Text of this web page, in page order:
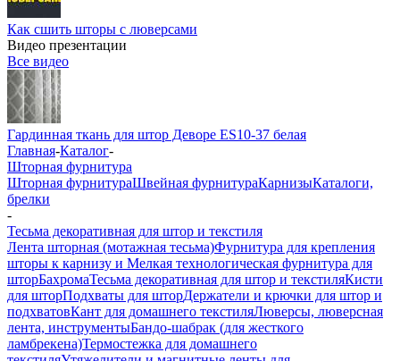
Как сшить шторы с люверсами
Видео презентации
Все видео
Гардинная ткань для штор Деворе ES10-37 белая
Главная-Каталог-
Шторная фурнитура
Шторная фурнитураШвейная фурнитураКарнизыКаталоги,
брелки
-
Тесьма декоративная для штор и текстиля
Лента шторная (мотажная тесьма)Фурнитура для крепления
шторы к карнизу и Мелкая технологическая фурнитура для
шторБахромаТесьма декоративная для штор и текстиляКисти
для шторПодхваты для шторДержатели и крючки для штор и
подхватовКант для домашнего текстиляЛюверсы, люверсная
лента, инструментыБандо-шабрак (для жесткого
ламбрекена)Термостежка для домашнего